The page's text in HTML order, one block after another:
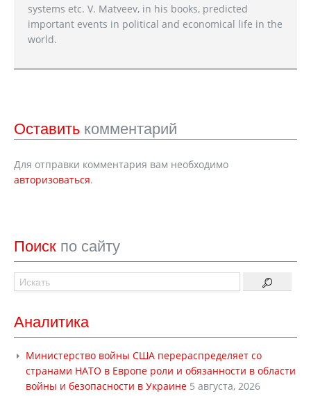
systems etc. V. Matveev, in his books, predicted
important events in political and economical life in the
world.
Оставить комментарий
Для отправки комментария вам необходимо
авторизоваться.
Поиск по сайту
Аналитика
Министерство войны США перераспределяет со
странами НАТО в Европе роли и обязанности в области
войны и безопасности в Украине 5 августа, 2026